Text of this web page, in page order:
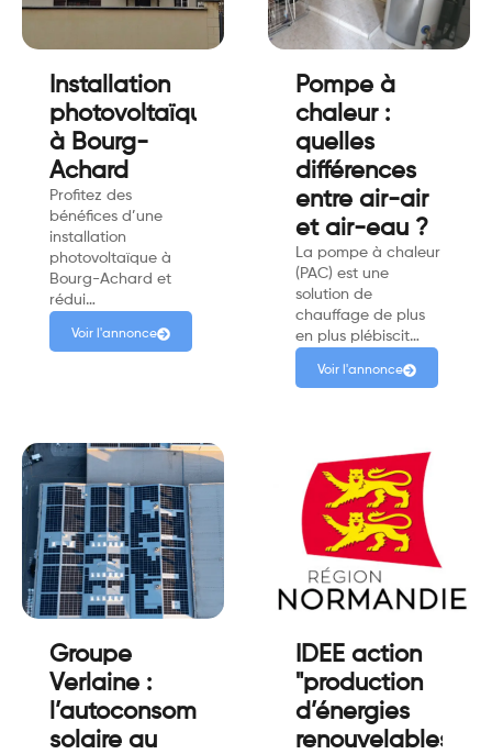
Installation
photovoltaïque
à Bourg-
Achard
Profitez des
bénéfices d’une
installation
photovoltaïque à
Bourg-Achard et
rédui…
Voir l'annonce
Pompe à
chaleur :
quelles
différences
entre air-air
et air-eau ?
La pompe à chaleur
(PAC) est une
solution de
chauffage de plus
en plus plébiscit…
Voir l'annonce
Groupe
Verlaine :
l’autoconsommation
solaire au
IDEE action
"production
d’énergies
renouvelables"